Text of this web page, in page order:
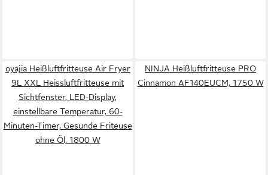
oyajia Heißluftfritteuse Air Fryer
9L XXL Heissluftfritteuse mit
Sichtfenster, LED-Display,
einstellbare Temperatur, 60-
Minuten-Timer, Gesunde Friteuse
ohne Öl, 1800 W
NINJA Heißluftfritteuse PRO
Cinnamon AF140EUCM, 1750 W